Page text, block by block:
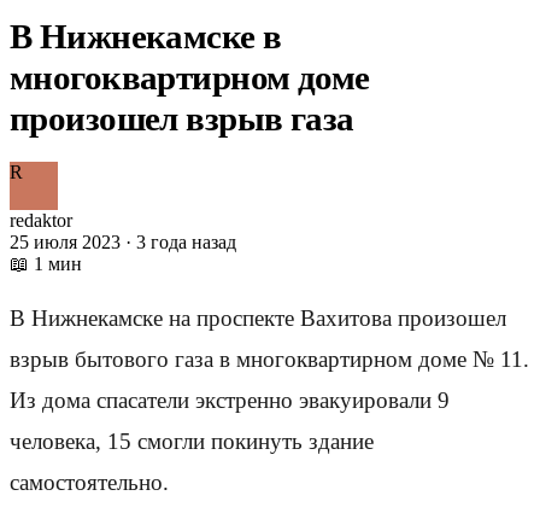
В Нижнекамске в
многоквартирном доме
произошел взрыв газа
R
redaktor
25 июля 2023 · 3 года назад
📖 1 мин
В Нижнекамске на проспекте Вахитова произошел
взрыв бытового газа в многоквартирном доме № 11.
Из дома спасатели экстренно эвакуировали 9
человека, 15 смогли покинуть здание
самостоятельно.